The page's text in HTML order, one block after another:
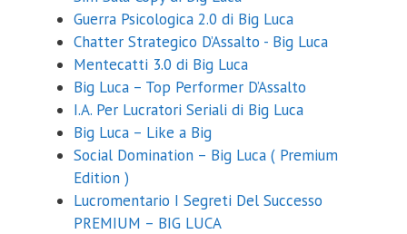
Guerra Psicologica 2.0 di Big Luca
Chatter Strategico D’Assalto - Big Luca
Mentecatti 3.0 di Big Luca
Big Luca – Top Performer D’Assalto
I.A. Per Lucratori Seriali di Big Luca
Big Luca – Like a Big
Social Domination – Big Luca ( Premium
Edition )
Lucromentario I Segreti Del Successo
PREMIUM – BIG LUCA